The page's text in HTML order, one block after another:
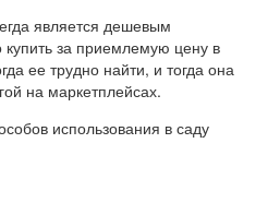
является дешевым
за приемлемую цену в
ее трудно найти, и тогда она
на маркетплейсах.
использования в саду